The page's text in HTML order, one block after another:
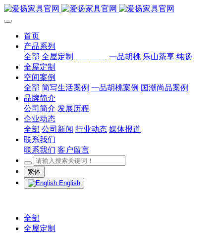
首页
产品系列
全部 全屋定制 一品胡桃 乐山茶享 纯扬
全屋定制
空间案例
全部 简写生活案例 一品胡桃案例 国潮尚品案例
品牌简介
公司简介 发展历程
企业动态
全部 公司新闻 行业动态 媒体报道
联系我们
联系我们 客户留言
繁体
English
全部
全屋定制